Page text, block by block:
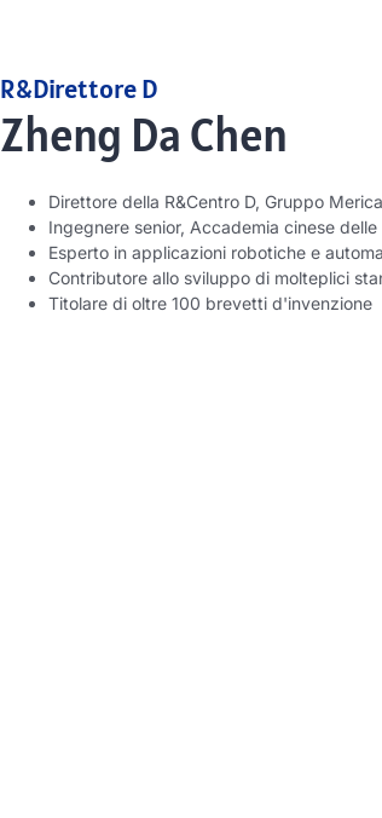
R&Direttore D
Zheng Da Chen
Direttore della R&Centro D, Gruppo
Ingegnere senior, Accademia cinese
Esperto in applicazioni robotiche e
Contributore allo sviluppo di molteplici
Titolare di oltre 100 brevetti d'invenzione